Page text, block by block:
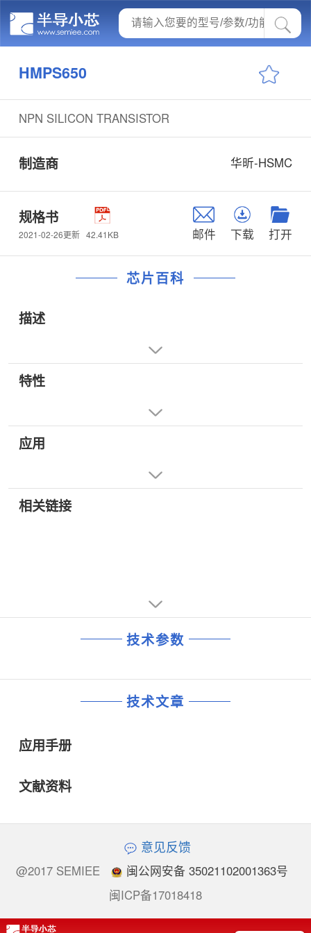
HMPS650
NPN SILICON TRANSISTOR
制造商 华昕-HSMC
规格书
2021-02-26更新 42.41KB 邮件 下载 打开
芯片百科
描述
特性
应用
相关链接
技术参数
技术文章
应用手册
文献资料
意见反馈
@2017 SEMIEE
闽公网安备 35021102001363号
闽ICP备17018418